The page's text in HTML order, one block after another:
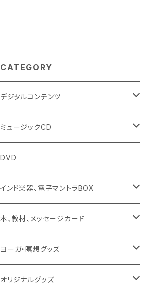
CATEGORY
デジタルコンテンツ
チャンティング（マントラ）
ヨーガスートラ（オーディオ版）
ミュージック
動画
本／資料（PDFデータ）
トウドウ作品
ミュージックCD
イミー・ウーイ
般若心経
マントラ（ヴェーダ）
イミー・ウーイ・メッセージ
ヴェーダプラカーシャ・トウドウ
DVD
インド楽器、電子マントラBOX
タンブーラ（オンデマンド/海外直送）
電子タンブーラ
マントラBOX
本、教材、メッセージカード
本
ヴェーダプラカーシャ・トウドウ著作
ヨーガ・瞑想グッズ
シンギングボール
オリジナルグッズ